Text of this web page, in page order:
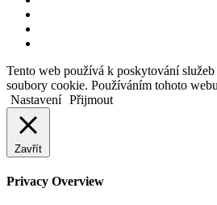
Back
to
top
button
Tento web používá k poskytování služeb
soubory cookie. Používáním tohoto
Nastavení Přijmout
Zavřít
Privacy Overview